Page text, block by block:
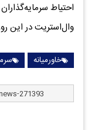
احتیاط
وال‌استریت در این
خاورمیانه